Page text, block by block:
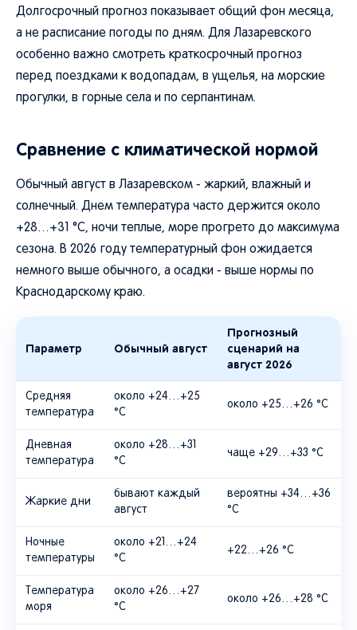
Долгосрочный прогноз показывает общий фон месяца,
а не расписание погоды по дням. Для Лазаревского
особенно важно смотреть краткосрочный прогноз
перед поездками к водопадам, в ущелья, на морские
прогулки, в горные села и по серпантинам.
Сравнение с климатической нормой
Обычный август в Лазаревском - жаркий, влажный и
солнечный. Днем температура часто держится около
+28…+31 °C, ночи теплые, море прогрето до максимума
сезона. В 2026 году температурный фон ожидается
немного выше обычного, а осадки - выше нормы по
Краснодарскому краю.
Параметр Обычный август
Прогнозный
сценарий на
август 2026
Средняя
температура
около +24…+25
°C
около +25…+26 °C
Дневная
температура
около +28…+31
°C
чаще +29…+33 °C
Жаркие дни
бывают каждый
август
вероятны +34…+36
°C
Ночные
температуры
около +21…+24
°C
+22…+26 °C
Температура
моря
около +26…+27
°C
около +26…+28 °C